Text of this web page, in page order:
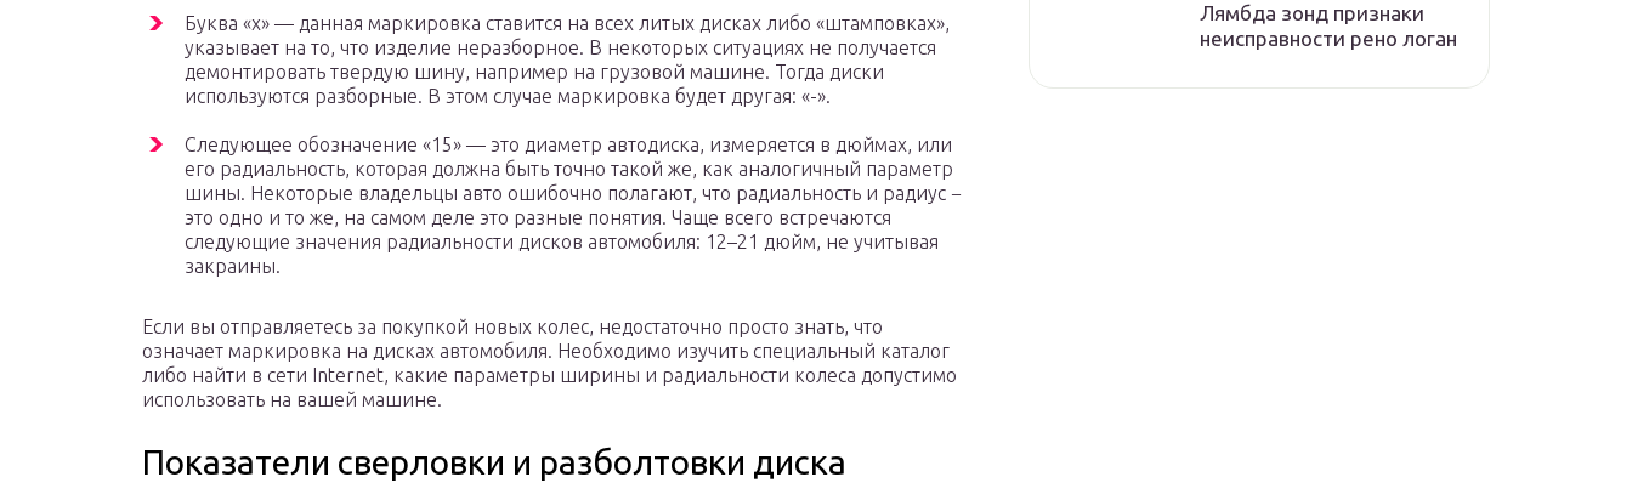
Буква «х» — данная маркировка ставится на всех литых дисках либо «штамповках»,
указывает на то, что изделие неразборное. В некоторых ситуациях не получается
демонтировать твердую шину, например на грузовой машине. Тогда диски
используются разборные. В этом случае маркировка будет другая: «-».
Следующее обозначение «15» — это диаметр автодиска, измеряется в дюймах, или
его радиальность, которая должна быть точно такой же, как аналогичный параметр
шины. Некоторые владельцы авто ошибочно полагают, что радиальность и радиус −
это одно и то же, на самом деле это разные понятия. Чаще всего встречаются
следующие значения радиальности дисков автомобиля: 12–21 дюйм, не учитывая
закраины.
Если вы отправляетесь за покупкой новых колес, недостаточно просто знать, что
означает маркировка на дисках автомобиля. Необходимо изучить специальный каталог
либо найти в сети Internet, какие параметры ширины и радиальности колеса допустимо
использовать на вашей машине.
Показатели сверловки и разболтовки диска
Лямбда зонд признаки
неисправности рено логан